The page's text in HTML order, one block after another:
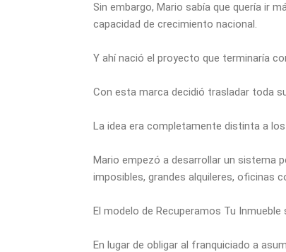
Sin embargo, Mario sabía que quería ir
capacidad de crecimiento nacional.
Y ahí nació el proyecto que terminaría
Con esta marca decidió trasladar toda
La idea era completamente distinta a
Mario empezó a desarrollar un sistema
imposibles, grandes alquileres, oficinas
El modelo de Recuperamos Tu
En lugar de obligar al franquiciado a